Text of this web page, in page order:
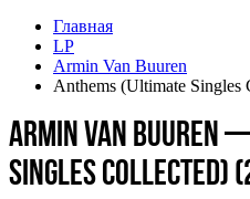
Главная
LP
Armin Van Buuren
Anthems (Ultimate Singles
Armin Van Buuren
Singles Collected)